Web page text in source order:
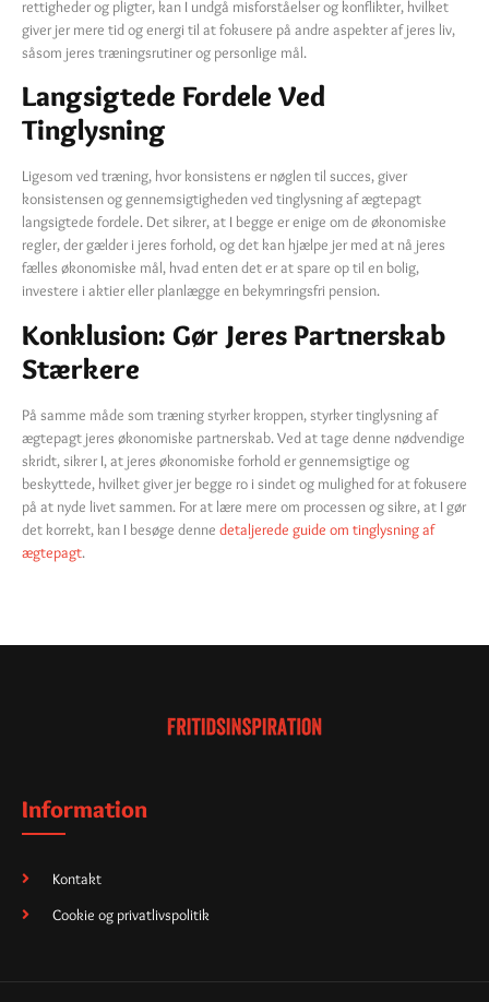
rettigheder og pligter, kan I undgå misforståelser og konflikter, hvilket
giver jer mere tid og energi til at fokusere på andre aspekter af jeres liv,
såsom jeres træningsrutiner og personlige mål.
Langsigtede Fordele Ved
Tinglysning
Ligesom ved træning, hvor konsistens er nøglen til succes, giver
konsistensen og gennemsigtigheden ved tinglysning af ægtepagt
langsigtede fordele. Det sikrer, at I begge er enige om de økonomiske
regler, der gælder i jeres forhold, og det kan hjælpe jer med at nå jeres
fælles økonomiske mål, hvad enten det er at spare op til en bolig,
investere i aktier eller planlægge en bekymringsfri pension.
Konklusion: Gør Jeres Partnerskab
Stærkere
På samme måde som træning styrker kroppen, styrker tinglysning af
ægtepagt jeres økonomiske partnerskab. Ved at tage denne nødvendige
skridt, sikrer I, at jeres økonomiske forhold er gennemsigtige og
beskyttede, hvilket giver jer begge ro i sindet og mulighed for at fokusere
på at nyde livet sammen. For at lære mere om processen og sikre, at I gør
det korrekt, kan I besøge denne detaljerede guide om tinglysning af
ægtepagt.
Information
Kontakt
Cookie og privatlivspolitik